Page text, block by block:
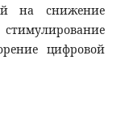
на снижение
цифровой